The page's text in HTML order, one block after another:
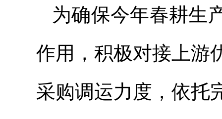
为确保今年春耕生
作用，积极对接上游
采购调运力度，依托